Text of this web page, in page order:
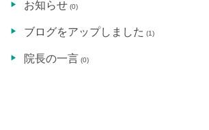
お知らせ (0)
ブログをアップしました (1)
院長の一言 (0)